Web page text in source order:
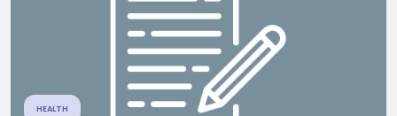
HEALTH